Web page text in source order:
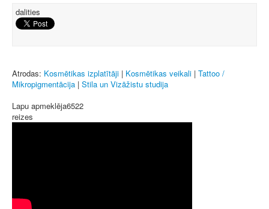
dalities
Atrodas: Kosmētikas izplatītāji | Kosmētikas veikali | Tattoo /
Mikropigmentācija | Stila un Vizāžistu studija
Lapu apmeklēja6522
reizes